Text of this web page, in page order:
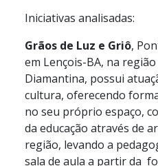
Iniciativas analisadas:
Grãos de Luz e Griô,
em Lençois-BA, na
Diamantina, possui
cultura, oferecendo
no seu próprio espaço,
da educação através de
região, levando a
sala de aula a partir da